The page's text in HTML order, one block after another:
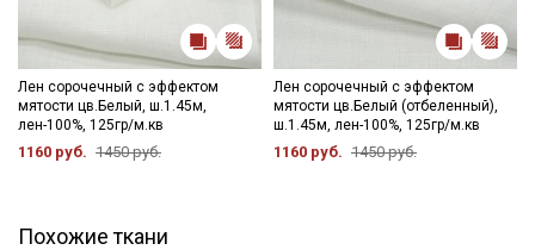
Лен сорочечный с эффектом
мятости цв.Белый, ш.1.45м,
лен-100%, 125гр/м.кв
1160 руб. 1450 руб.
Лен сорочечный с эффектом
мятости цв.Белый (отбеленный),
ш.1.45м, лен-100%, 125гр/м.кв
1160 руб. 1450 руб.
Похожие ткани